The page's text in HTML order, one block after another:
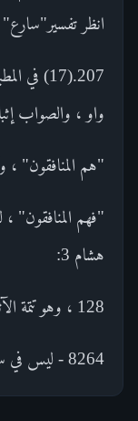
انظر تفسير"سارع"
207.(17)
واو ، والصواب إثبات
"هم المنافقون" ،
هشام 3:
128 ، وهو تتمة الآثار التي آخرها: 8259.(20) الأثر:
8264 - ليس في سيرة ابن هشام.